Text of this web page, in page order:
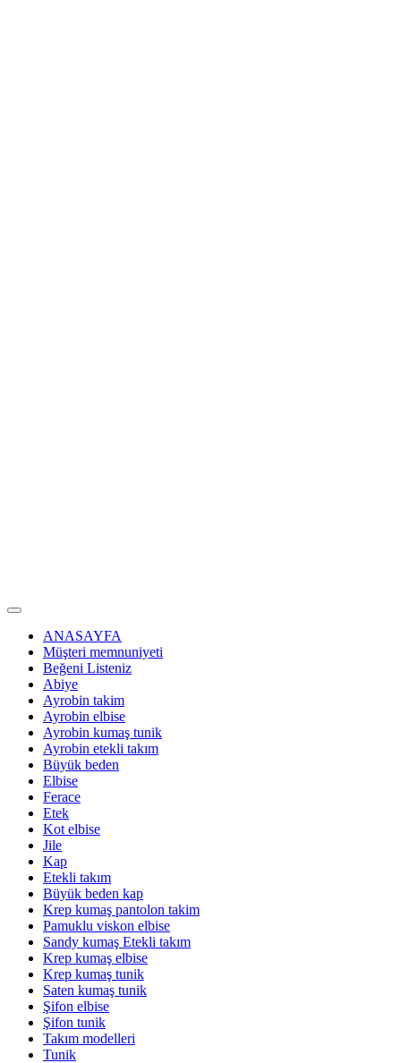
ANASAYFA
Müşteri memnuniyeti
Beğeni Listeniz
Abiye
Ayrobin takim
Ayrobin elbise
Ayrobin kumaş tunik
Ayrobin etekli takım
Büyük beden
Elbise
Ferace
Etek
Kot elbise
Jile
Kap
Etekli takım
Büyük beden kap
Krep kumaş pantolon takim
Pamuklu viskon elbise
Sandy kumaş Etekli takım
Krep kumaş elbise
Krep kumaş tunik
Saten kumaş tunik
Şifon elbise
Şifon tunik
Takım modelleri
Tunik